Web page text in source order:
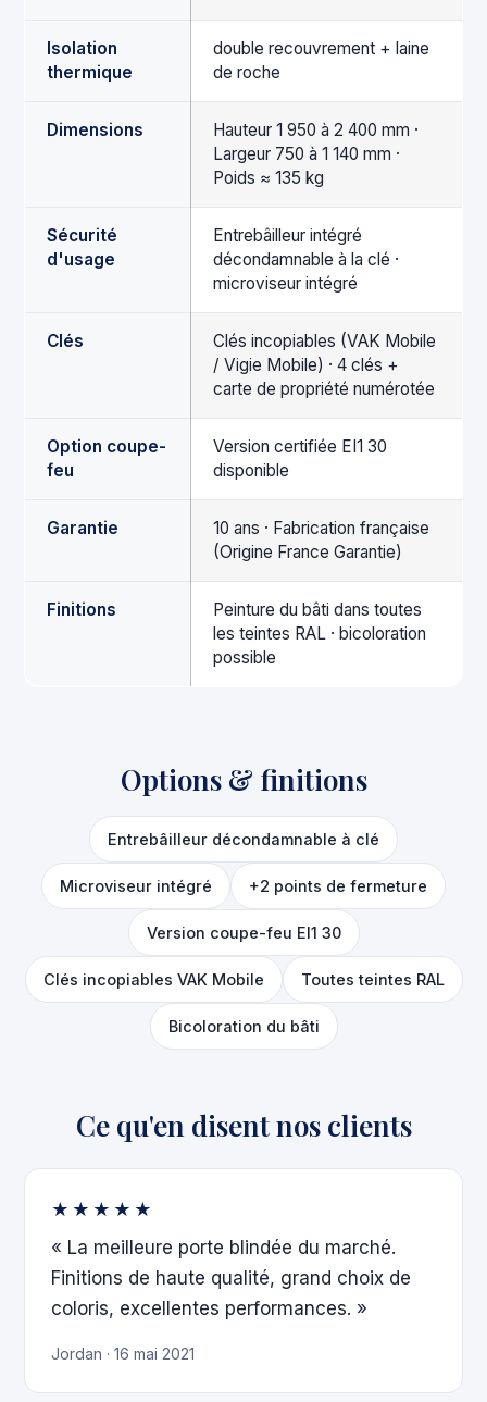
Isolation
thermique
double recouvrement + laine
de roche
Dimensions
Hauteur 1 950 à 2 400 mm ·
Largeur 750 à 1 140 mm ·
Poids ≈ 135 kg
Sécurité
d'usage
Entrebâilleur intégré
décondamnable à la clé ·
microviseur intégré
Clés
Clés incopiables (VAK Mobile
/ Vigie Mobile) · 4 clés +
carte de propriété numérotée
Option coupe-
feu
Version certifiée EI1 30
disponible
Garantie
10 ans · Fabrication française
(Origine France Garantie)
Finitions
Peinture du bâti dans toutes
les teintes RAL · bicoloration
possible
Options & finitions
Entrebâilleur décondamnable à clé
Microviseur intégré +2 points de fermeture
Version coupe-feu EI1 30
Clés incopiables VAK Mobile Toutes teintes RAL
Bicoloration du bâti
Ce qu'en disent nos clients
★★★★★
« La meilleure porte blindée du marché.
Finitions de haute qualité, grand choix de
coloris, excellentes performances. »
Jordan · 16 mai 2021